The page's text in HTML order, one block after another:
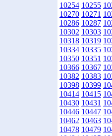
10254 10255
10270 10271
10286 10287
10302 10303
10318 10319
10334 10335
10350 10351
10366 10367
10382 10383
10398 10399
10414 10415
10430 10431
10446 10447
10462 10463
10478 10479